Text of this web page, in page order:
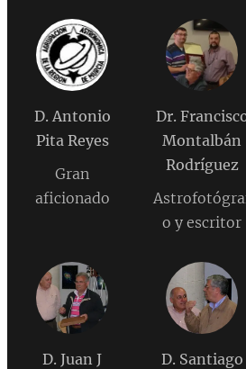
D. Antonio
Pita Reyes
Gran
aficionado
Dr.
Montalbán
Rodríguez
o y escritor
D. Juan J
D. Santiago